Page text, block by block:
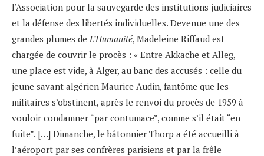
l’Association pour la sauvegarde des institutions judiciaires
et la défense des libertés individuelles. Devenue une des
grandes plumes de L’Humanité, Madeleine Riffaud est
chargée de couvrir le procès : « Entre Akkache et Alleg,
une place est vide, à Alger, au banc des accusés : celle du
jeune savant algérien Maurice Audin, fantôme que les
militaires s’obstinent, après le renvoi du procès de 1959 à
vouloir condamner “par contumace”, comme s’il était “en
fuite”. […] Dimanche, le bâtonnier Thorp a été accueilli à
l’aéroport par ses confrères parisiens et par la frêle